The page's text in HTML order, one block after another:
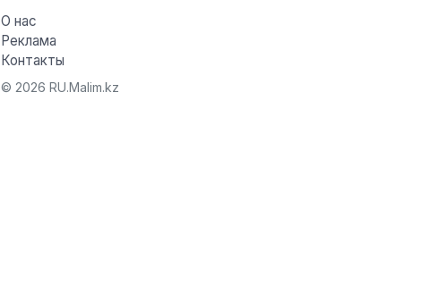
О нас
Реклама
Контакты
© 2026 RU.Malim.kz